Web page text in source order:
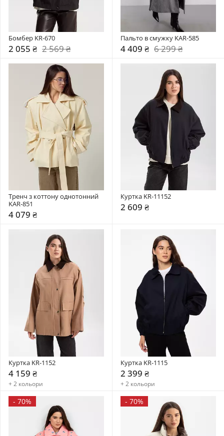
Бомбер KR-670
2 055 ₴ 2 569 ₴
Пальто в смужку KAR-585
4 409 ₴ 6 299 ₴
Тренч з коттону однотонний
KAR-851
4 079 ₴
Куртка KR-11152
2 609 ₴
Куртка KR-1152
4 159 ₴
+ 2 кольори
Куртка KR-1115
2 399 ₴
+ 2 кольори
- 70% - 70%